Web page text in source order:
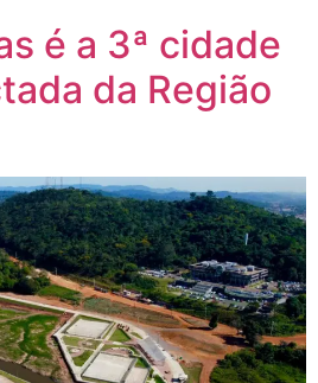
é a 3ª cidade
da Região